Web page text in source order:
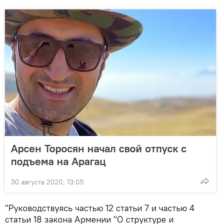
Арсен Торосян начал свой отпуск с
подъема на Арагац
30 августа 2020, 13:05
"Руководствуясь частью 12 статьи 7 и частью 4
статьи 18 закона Армении "О структуре и